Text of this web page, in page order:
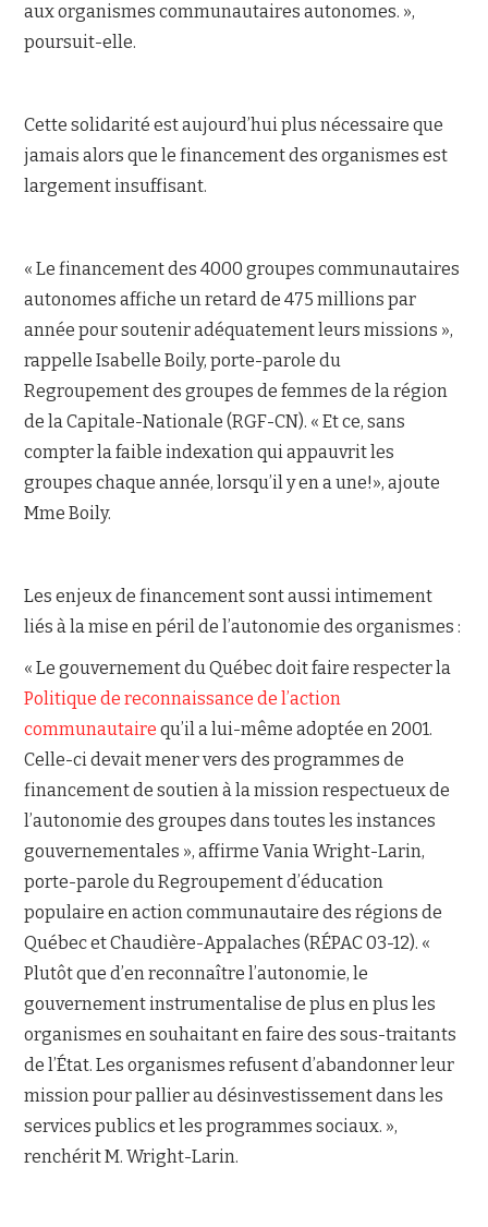
aux organismes communautaires autonomes. »,
poursuit-elle.
Cette solidarité est aujourd’hui plus nécessaire que
jamais alors que le financement des organismes est
largement insuffisant.
« Le financement des 4000 groupes communautaires
autonomes affiche un retard de 475 millions par
année pour soutenir adéquatement leurs missions »,
rappelle Isabelle Boily, porte-parole du
Regroupement des groupes de femmes de la région
de la Capitale-Nationale (RGF-CN). « Et ce, sans
compter la faible indexation qui appauvrit les
groupes chaque année, lorsqu’il y en a une!», ajoute
Mme Boily.
Les enjeux de financement sont aussi intimement
liés à la mise en péril de l’autonomie des organismes :
« Le gouvernement du Québec doit faire respecter la
Politique de reconnaissance de l’action
communautaire qu’il a lui-même adoptée en 2001.
Celle-ci devait mener vers des programmes de
financement de soutien à la mission respectueux de
l’autonomie des groupes dans toutes les instances
gouvernementales », affirme Vania Wright-Larin,
porte-parole du Regroupement d’éducation
populaire en action communautaire des régions de
Québec et Chaudière-Appalaches (RÉPAC 03-12). «
Plutôt que d’en reconnaître l’autonomie, le
gouvernement instrumentalise de plus en plus les
organismes en souhaitant en faire des sous-traitants
de l’État. Les organismes refusent d’abandonner leur
mission pour pallier au désinvestissement dans les
services publics et les programmes sociaux. »,
renchérit M. Wright-Larin.